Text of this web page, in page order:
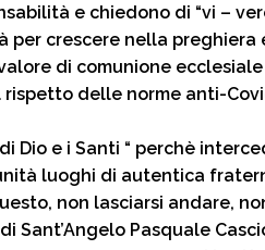
e chiedono di “vi –
per crescere nella preghiera
di comunione
delle norme anti-
Dio e i Santi “ perchè
luoghi di autentica
non lasciarsi andare,
Sant’Angelo Pasquale